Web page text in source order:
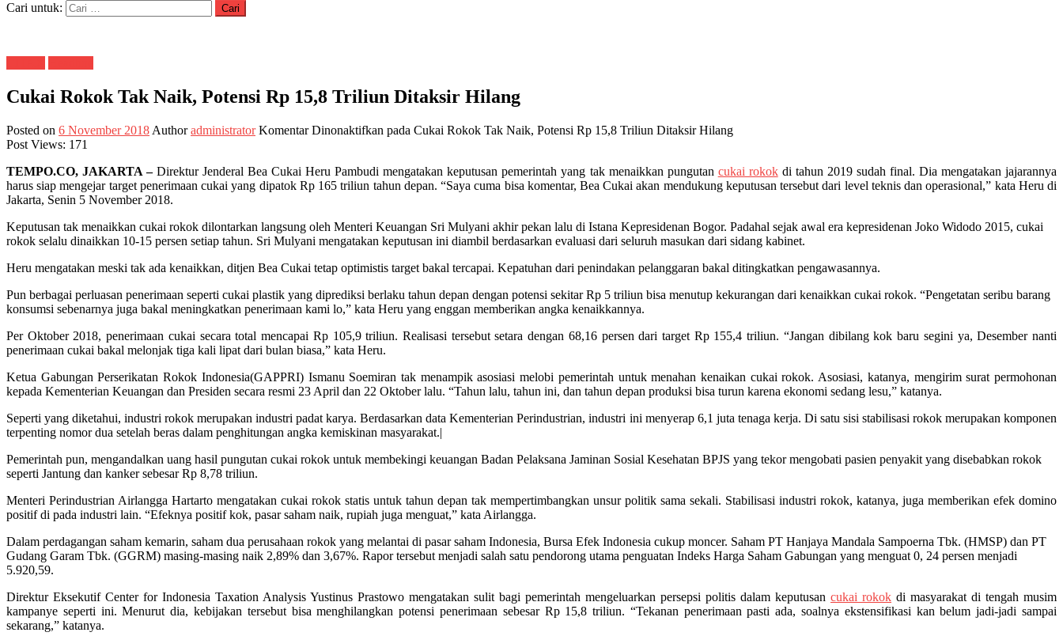
Cari untuk:
Cukai Rokok Tak Naik, Potensi Rp 15,8 Triliun Ditaksir Hilang
Posted on 6 November 2018 Author administrator Komentar Dinonaktifkan pada Cukai Rokok Tak Naik, Potensi Rp 15,8 Triliun Ditaksir Hilang
Post Views: 171
TEMPO.CO, JAKARTA –Direktur Jenderal Bea Cukai Heru Pambudi mengatakan keputusan pemerintah yang tak menaikkan pungutan cukai rokokdi tahun 2019 sudah final. Dia mengatakan jajarannya
harus siap mengejar target penerimaan cukai yang dipatok Rp 165 triliun tahun depan. “Saya cuma bisa komentar, Bea Cukai akan mendukung keputusan tersebut dari level teknis dan operasional,” kata Heru di
Jakarta, Senin 5 November 2018.
Keputusan tak menaikkan cukai rokok dilontarkan langsung oleh Menteri Keuangan Sri Mulyani akhir pekan lalu di Istana Kepresidenan Bogor. Padahal sejak awal era kepresidenan Joko Widodo 2015, cukai
rokok selalu dinaikkan 10-15 persen setiap tahun. Sri Mulyani mengatakan keputusan ini diambil berdasarkan evaluasi dari seluruh masukan dari sidang kabinet.
Heru mengatakan meski tak ada kenaikkan, ditjen Bea Cukai tetap optimistis target bakal tercapai. Kepatuhan dari penindakan pelanggaran bakal ditingkatkan pengawasannya.
Pun berbagai perluasan penerimaan seperti cukai plastik yang diprediksi berlaku tahun depan dengan potensi sekitar Rp 5 triliun bisa menutup kekurangan dari kenaikkan cukai rokok. “Pengetatan seribu barang
konsumsi sebenarnya juga bakal meningkatkan penerimaan kami lo,” kata Heru yang enggan memberikan angka kenaikkannya.
Per Oktober 2018, penerimaan cukai secara total mencapai Rp 105,9 triliun. Realisasi tersebut setara dengan 68,16 persen dari target Rp 155,4 triliun. “Jangan dibilang kok baru segini ya, Desember nanti
penerimaan cukai bakal melonjak tiga kali lipat dari bulan biasa,” kata Heru.
Ketua Gabungan Perserikatan Rokok Indonesia(GAPPRI) Ismanu Soemiran tak menampik asosiasi melobi pemerintah untuk menahan kenaikan cukai rokok. Asosiasi, katanya, mengirim surat permohonan
kepada Kementerian Keuangan dan Presiden secara resmi 23 April dan 22 Oktober lalu. “Tahun lalu, tahun ini, dan tahun depan produksi bisa turun karena ekonomi sedang lesu,” katanya.
Seperti yang diketahui, industri rokok merupakan industri padat karya. Berdasarkan data Kementerian Perindustrian, industri ini menyerap 6,1 juta tenaga kerja. Di satu sisi stabilisasi rokok merupakan komponen
terpenting nomor dua setelah beras dalam penghitungan angka kemiskinan masyarakat.|
Pemerintah pun, mengandalkan uang hasil pungutan cukai rokok untuk membekingi keuangan Badan Pelaksana Jaminan Sosial Kesehatan BPJS yang tekor mengobati pasien penyakit yang disebabkan rokok
seperti Jantung dan kanker sebesar Rp 8,78 triliun.
Menteri Perindustrian Airlangga Hartarto mengatakan cukai rokok statis untuk tahun depan tak mempertimbangkan unsur politik sama sekali. Stabilisasi industri rokok, katanya, juga memberikan efek domino
positif di pada industri lain. “Efeknya positif kok, pasar saham naik, rupiah juga menguat,” kata Airlangga.
Dalam perdagangan saham kemarin, saham dua perusahaan rokok yang melantai di pasar saham Indonesia, Bursa Efek Indonesia cukup moncer. Saham PT Hanjaya Mandala Sampoerna Tbk. (HMSP) dan PT
Gudang Garam Tbk. (GGRM) masing-masing naik 2,89% dan 3,67%. Rapor tersebut menjadi salah satu pendorong utama penguatan Indeks Harga Saham Gabungan yang menguat 0, 24 persen menjadi
5.920,59.
Direktur Eksekutif Center for Indonesia Taxation Analysis Yustinus Prastowo mengatakan sulit bagi pemerintah mengeluarkan persepsi politis dalam keputusan cukai rokok di masyarakat di tengah musim
kampanye seperti ini. Menurut dia, kebijakan tersebut bisa menghilangkan potensi penerimaan sebesar Rp 15,8 triliun. “Tekanan penerimaan pasti ada, soalnya ekstensifikasi kan belum jadi-jadi sampai
sekarang,” katanya.